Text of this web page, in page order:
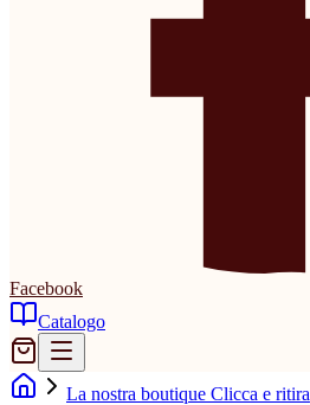
Facebook
Catalogo
La nostra boutique Clicca e ritira